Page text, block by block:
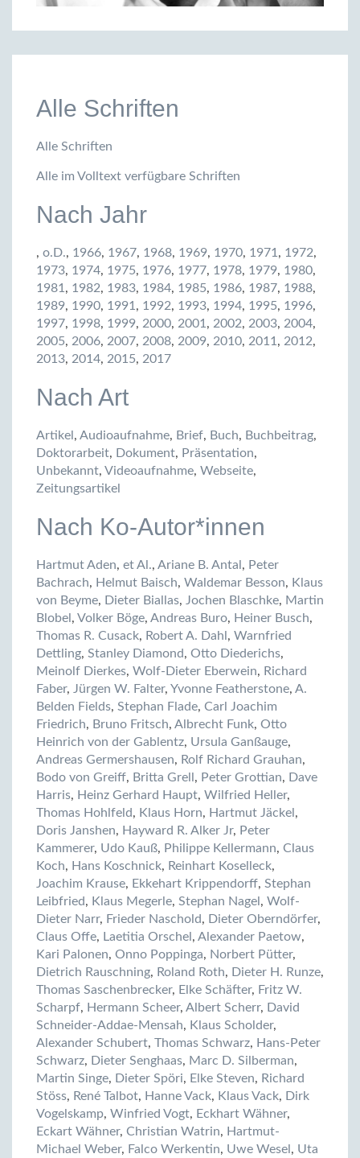
Alle Schriften
Alle Schriften
Alle im Volltext verfügbare Schriften
Nach Jahr
, o.D., 1966, 1967, 1968, 1969, 1970, 1971, 1972,
1973, 1974, 1975, 1976, 1977, 1978, 1979, 1980,
1981, 1982, 1983, 1984, 1985, 1986, 1987, 1988,
1989, 1990, 1991, 1992, 1993, 1994, 1995, 1996,
1997, 1998, 1999, 2000, 2001, 2002, 2003, 2004,
2005, 2006, 2007, 2008, 2009, 2010, 2011, 2012,
2013, 2014, 2015, 2017
Nach Art
Artikel , Audioaufnahme, Brief, Buch, Buchbeitrag,
Doktorarbeit, Dokument, Präsentation,
Unbekannt, Videoaufnahme, Webseite,
Zeitungsartikel
Nach Ko-Autor*innen
Hartmut Aden, et Al., Ariane B. Antal , Peter
Bachrach, Helmut Baisch, Waldemar Besson, Klaus
von Beyme, Dieter Biallas, Jochen Blaschke, Martin
Blobel , Volker Böge, Andreas Buro, Heiner Busch,
Thomas R. Cusack, Robert A. Dahl , Warnfried
Dettling, Stanley Diamond, Otto Diederichs,
Meinolf Dierkes, Wolf-Dieter Eberwein, Richard
Faber, Jürgen W. Falter, Yvonne Featherstone, A.
Belden Fields, Stephan Flade, Carl Joachim
Friedrich, Bruno Fritsch, Albrecht Funk, Otto
Heinrich von der Gablentz, Ursula Ganßauge,
Andreas Germershausen, Rolf Richard Grauhan,
Bodo von Greiff, Britta Grell , Peter Grottian, Dave
Harris, Heinz Gerhard Haupt, Wilfried Heller,
Thomas Hohlfeld, Klaus Horn, Hartmut Jäckel ,
Doris Janshen, Hayward R. Alker Jr, Peter
Kammerer, Udo Kauß, Philippe Kellermann, Claus
Koch, Hans Koschnick, Reinhart Koselleck,
Joachim Krause, Ekkehart Krippendorff, Stephan
Leibfried, Klaus Megerle, Stephan Nagel , Wolf-
Dieter Narr, Frieder Naschold, Dieter Oberndörfer,
Claus Offe, Laetitia Orschel , Alexander Paetow,
Kari Palonen, Onno Poppinga, Norbert Pütter,
Dietrich Rauschning, Roland Roth, Dieter H. Runze,
Thomas Saschenbrecker, Elke Schäfter, Fritz W.
Scharpf, Hermann Scheer, Albert Scherr, David
Schneider-Addae-Mensah, Klaus Scholder,
Alexander Schubert, Thomas Schwarz, Hans-Peter
Schwarz, Dieter Senghaas, Marc D. Silberman,
Martin Singe, Dieter Spöri, Elke Steven, Richard
Stöss, René Talbot, Hanne Vack, Klaus Vack, Dirk
Vogelskamp, Winfried Vogt, Eckhart Wähner,
Eckart Wähner, Christian Watrin, Hartmut-
Michael Weber, Falco Werkentin, Uwe Wesel , Uta